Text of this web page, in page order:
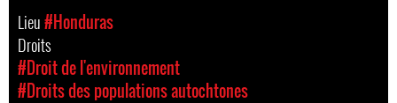
Lieu#Honduras
Droits
#Droit de l'environnement
#Droits des populations autochtones